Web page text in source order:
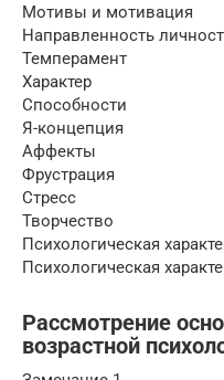
Мотивы и мотивация
Направленность
Темперамент
Характер
Способности
Я-концепция
Аффекты
Фрустрация
Стресс
Творчество
Психологическая
Психологическая
Рассмотрение
возрастной